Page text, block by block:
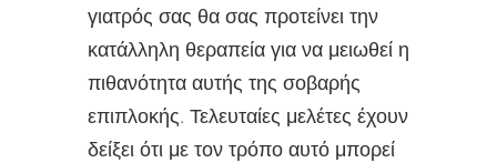
γιατρός σας θα σας προτείνει την
κατάλληλη θεραπεία για να μειωθεί η
πιθανότητα αυτής της σοβαρής
επιπλοκής. Τελευταίες μελέτες έχουν
δείξει ότι με τον τρόπο αυτό μπορεί